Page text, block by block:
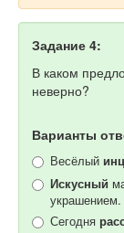
Задание 4:
В каком
неверно?
Варианты
Весёлый
Искусный
украшением.
Сегодня